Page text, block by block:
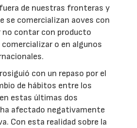
de nuestras fronteras y
se comercializan aoves con
no contar con producto
o en algunos
con un repaso por el
de hábitos entre los
estas últimas dos
afectado negativamente
Con esta realidad sobre la